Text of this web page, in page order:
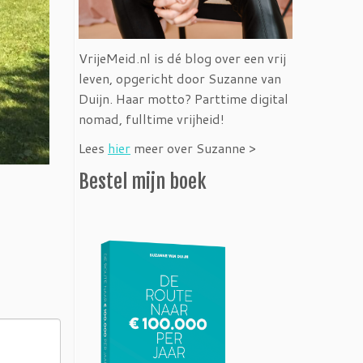
VrijeMeid.nl is dé blog over een vrij
leven, opgericht door Suzanne van
Duijn. Haar motto? Parttime digital
nomad, fulltime vrijheid!
Lees hier meer over Suzanne >
Bestel mijn boek